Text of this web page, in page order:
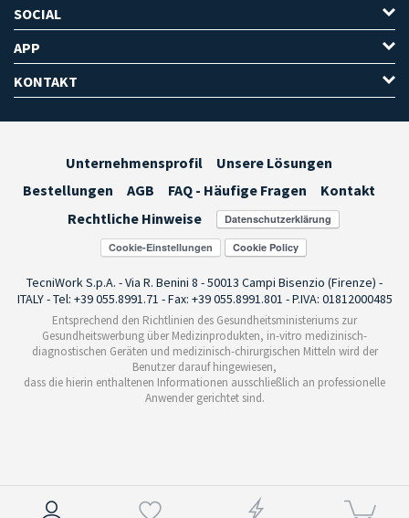
SOCIAL
APP
KONTAKT
Unternehmensprofil
Unsere Lösungen
Bestellungen
AGB FAQ - Häufige Fragen
Kontakt
Rechtliche Hinweise
Cookie-Einstellungen
TecniWork S.p.A. - Via R. Benini 8 - 50013 Campi Bisenzio (Firenze) -
ITALY - Tel: +39 055.8991.71 - Fax: +39 055.8991.801 - P.IVA: 01812000485
Entsprechend den Richtlinien des Gesundheitsministeriums zur
Gesundheitswerbung über Medizinprodukten, in-vitro medizinisch-
diagnostischen Geräten und medizinisch-chirurgischen Mitteln wird der
Benutzer darauf hingewiesen,
dass die hierin enthaltenen Informationen ausschließlich an professionelle
Anwender gerichtet sind.